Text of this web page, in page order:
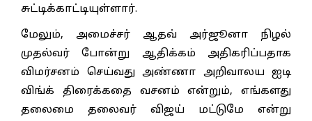
சுட்டிக்காட்டியுள்ளார்.
மேலும், அமைச்சர் ஆதவ் அர்ஜூனா நிழல்
முதல்வர் போன்று ஆதிக்கம் அதிகரிப்பதாக
விமர்சனம் செய்வது அண்ணா அறிவாலய ஐடி
விங்க் திரைக்கதை வசனம் என்றும், எங்களது
தலைமை தலைவர் விஜய் மட்டுமே என்று